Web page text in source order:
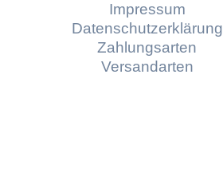
Impressum
Datenschutzerklärung
Zahlungsarten
Versandarten